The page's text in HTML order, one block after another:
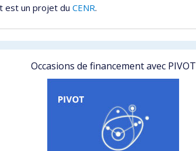
est un projet du CENR.
Occasions de financement avec PIVOT